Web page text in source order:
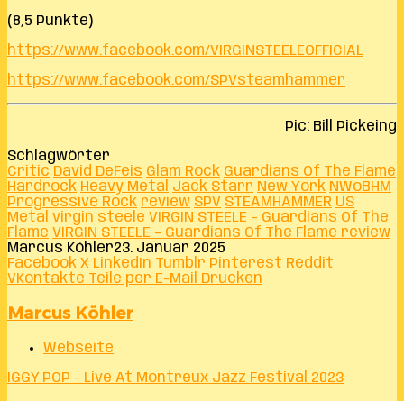
(8,5 Punkte)
https://www.facebook.com/VIRGINSTEELEOFFICIAL
https://www.facebook.com/SPVsteamhammer
Pic: Bill Pickeing
Schlagwörter
Critic David DeFeis Glam Rock Guardians Of The Flame
Hardrock Heavy Metal Jack Starr New York NWoBHM
Progressive Rock review SPV STEAMHAMMER US
Metal virgin steele VIRGIN STEELE – Guardians Of The
Flame VIRGIN STEELE – Guardians Of The Flame review
Marcus Köhler23. Januar 2025
Facebook X LinkedIn Tumblr Pinterest Reddit
VKontakte Teile per E-Mail Drucken
Marcus Köhler
Webseite
IGGY POP - Live At Montreux Jazz Festival 2023